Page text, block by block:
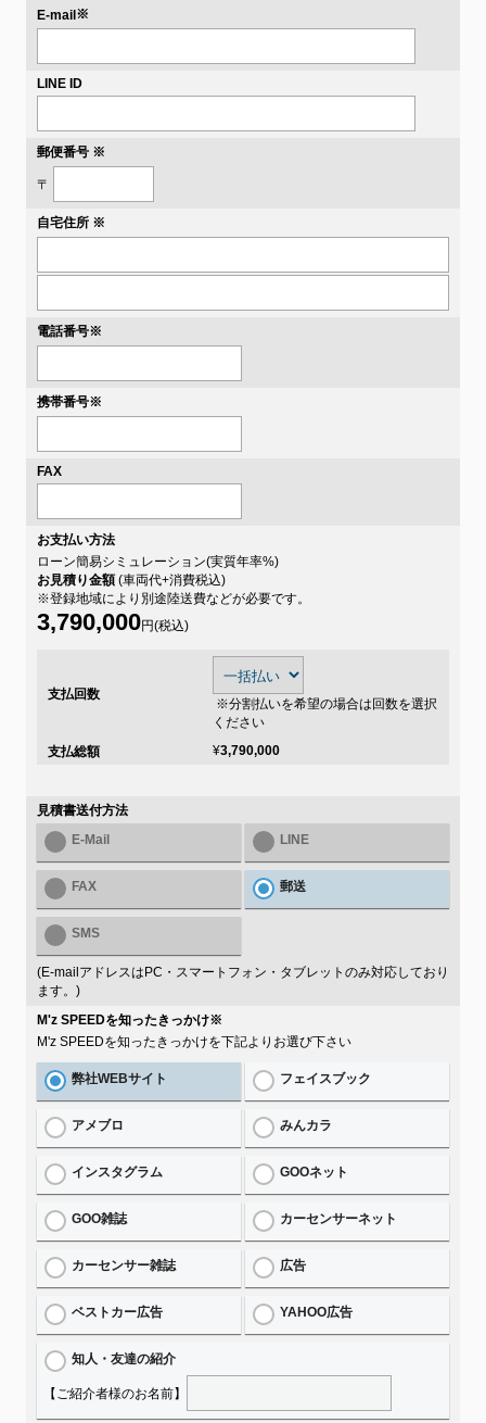
E-mail※
LINE ID
郵便番号 ※
〒
自宅住所 ※
電話番号※
携帯番号※
FAX
お支払い方法
ローン簡易シミュレーション(実質年率%)
お見積り金額(車両代+消費税込)
※登録地域により別途陸送費などが必要です。
3,790,000円(税込)
支払回数
※分割払いを希望の場合は回数を選択
ください
支払総額
¥3,790,000
見積書送付方法
E-Mail
LINE
FAX 郵送
SMS
(E-mailアドレスはPC・スマートフォン・タブレットのみ対応しており
ます。)
M'z SPEEDを知ったきっかけ※
M'z SPEEDを知ったきっかけを下記よりお選び下さい
弊社WEBサイト フェイスブック
アメブロ みんカラ
インスタグラム GOOネット
GOO雑誌 カーセンサーネット
カーセンサー雑誌 広告
ベストカー広告 YAHOO広告
知人・友達の紹介
【ご紹介者様のお名前】